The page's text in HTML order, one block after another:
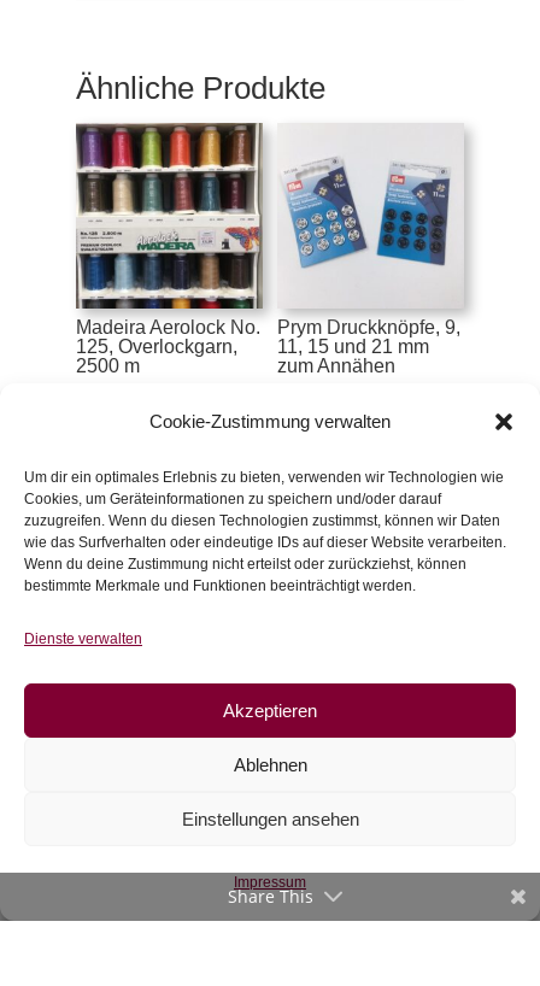
Cookie-Zustimmung verwalten
Um dir ein optimales Erlebnis zu bieten, verwenden wir Technologien wie
Cookies, um Geräteinformationen zu speichern und/oder darauf
zuzugreifen. Wenn du diesen Technologien zustimmst, können wir Daten
wie das Surfverhalten oder eindeutige IDs auf dieser Website verarbeiten.
Wenn du deine Zustimmung nicht erteilst oder zurückziehst, können
bestimmte Merkmale und Funktionen beeinträchtigt werden.
Dienste verwalten
Akzeptieren
Ablehnen
Einstellungen ansehen
Impressum
Ähnliche Produkte
Madeira Aerolock No.
125, Overlockgarn,
2500 m
Zur Wunschliste
Prym Druckknöpfe, 9,
11, 15 und 21 mm
zum Annähen
inkl. MwSt.
Zur Wunschliste
Prym Werkzeug-Set
Share This